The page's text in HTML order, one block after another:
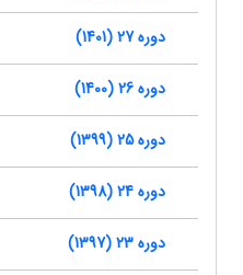
دوره 27 (1401)
دوره 26 (1400)
دوره 25 (1399)
دوره 24 (1398)
دوره 23 (1397)